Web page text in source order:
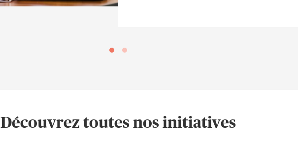
Découvrez toutes nos initiatives